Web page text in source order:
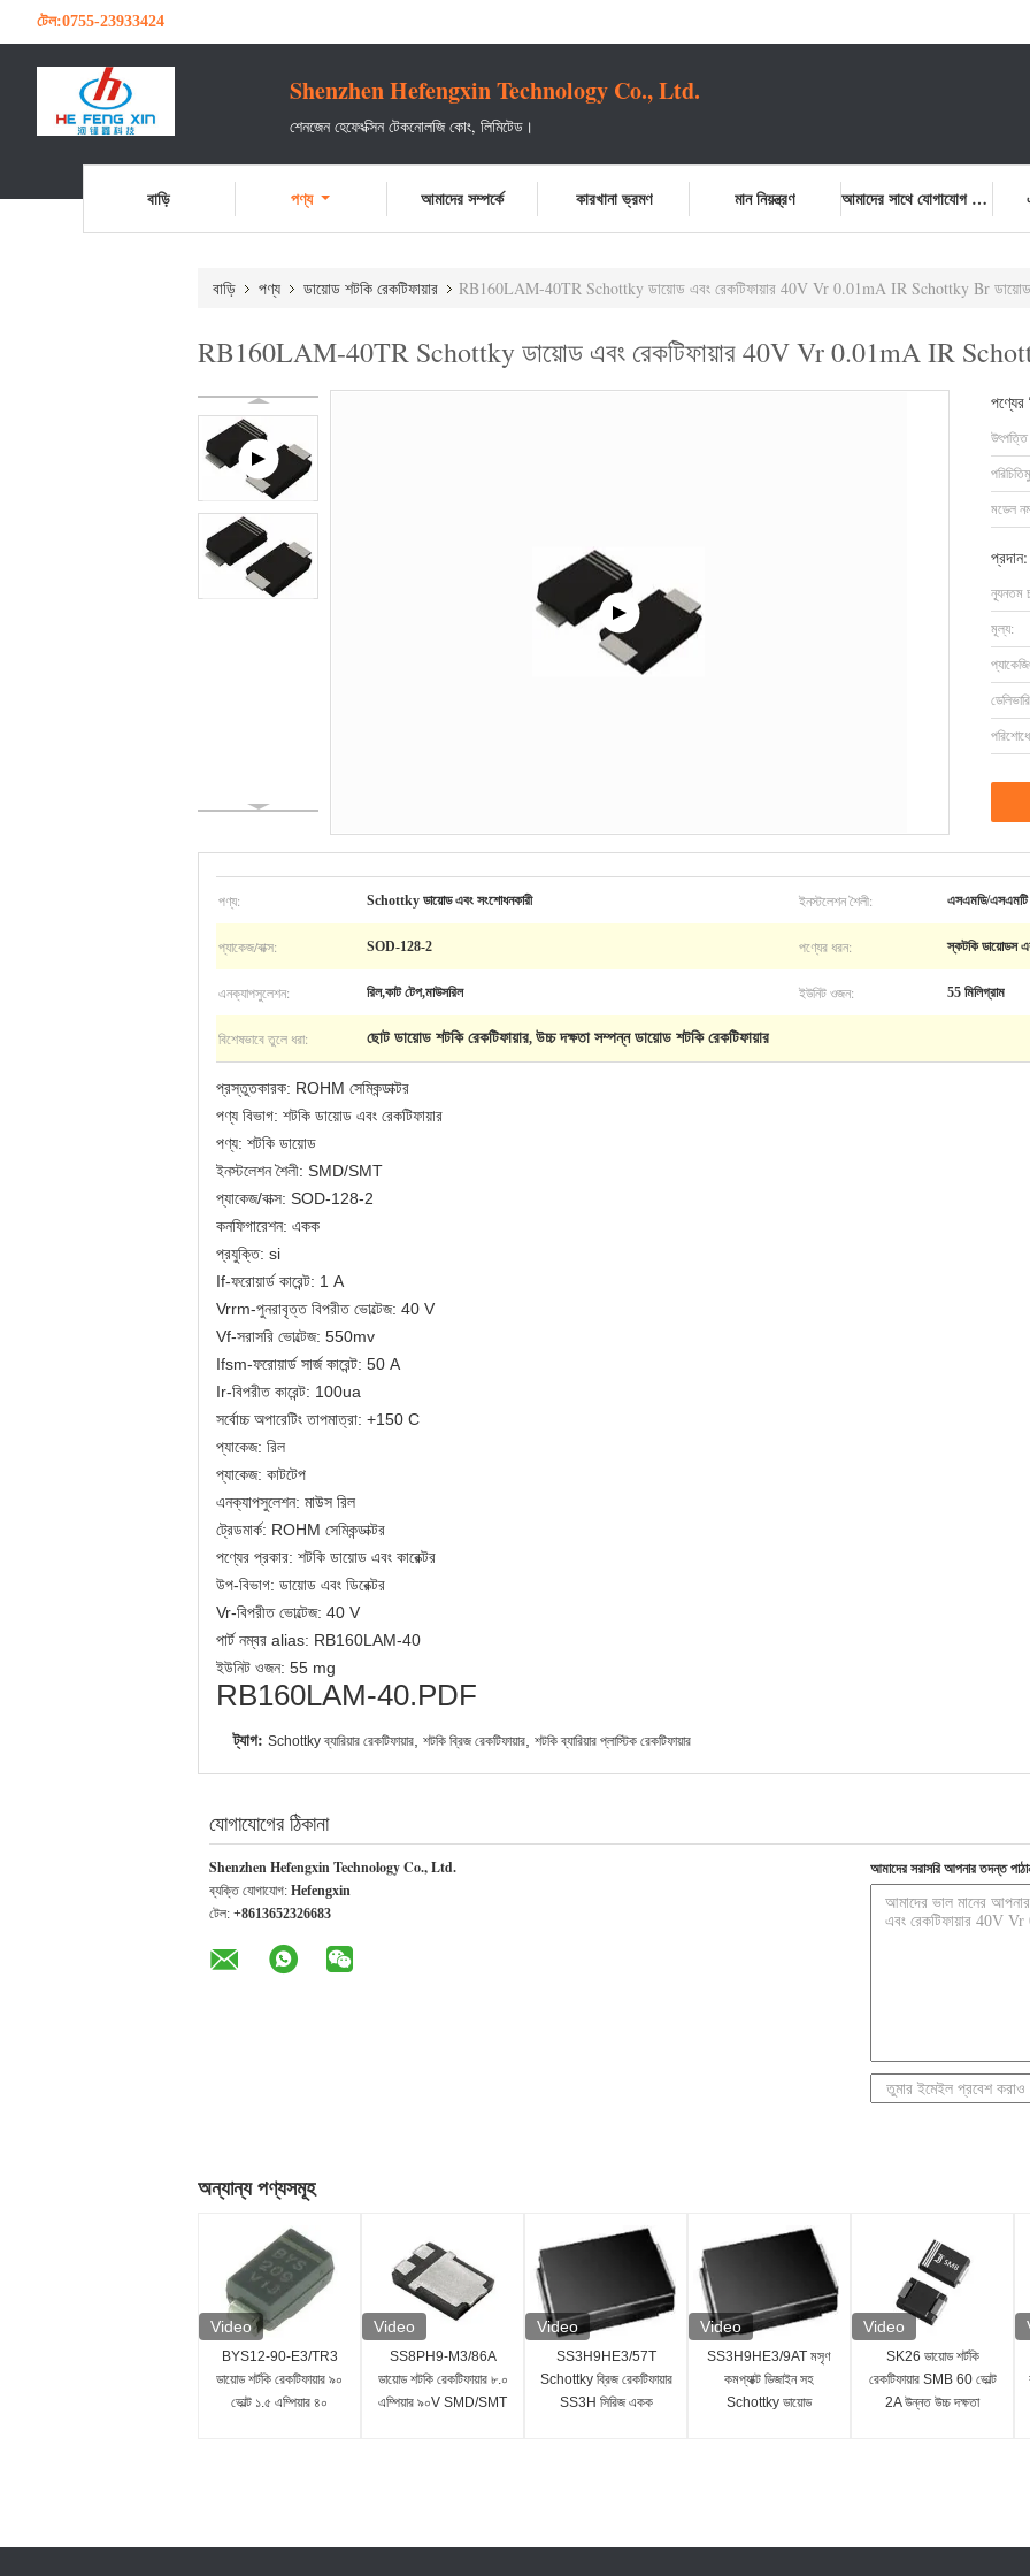
টেল:0755-23933424
Shenzhen Hefengxin Technology Co., Ltd.
শেনজেন হেফেংক্সিন টেকনোলজি কোং, লিমিটেড।
বাড়ি পণ্য আমাদের সম্পর্কে কারখানা ভ্রমণ মান নিয়ন্ত্রণ আমাদের সাথে যোগাযোগ করুন
বাড়ি পণ্য ডায়োড শটকি রেকটিফায়ার RB160LAM-40TR Schottky ডায়োড এবং রেকটিফায়ার 40V Vr 0.01mA IR Schottky Br ডায়োড
RB160LAM-40TR Schottky ডায়োড এবং রেকটিফায়ার 40V Vr 0.01mA IR
পণ্যের
মডেল
প্রদান:
ন্যূনতম
মূল্য:
পণ্য: Schottky ডায়োড এবং সংশোধনকারী ইনস্টলেশন শৈলী: এসএমডি/এসএমটি
প্যাকেজ/বাক্স: SOD-128-2 পণ্যের ধরন: স্কটকি ডায়োডস
এনক্যাপসুলেশন: রিল,কাট টেপ,মাউসরিল ইউনিট ওজন: 55 মিলিগ্রাম
বিশেষভাবে তুলে ধরা: ছোট ডায়োড শটকি রেকটিফায়ার, উচ্চ দক্ষতা সম্পন্ন ডায়োড শটকি রেকটিফায়ার
প্রস্তুতকারক: ROHM সেমিকন্ডাক্টর
পণ্য বিভাগ: শটকি ডায়োড এবং রেকটিফায়ার
পণ্য: শটকি ডায়োড
ইনস্টলেশন শৈলী: SMD/SMT
প্যাকেজ/বাক্স: SOD-128-2
কনফিগারেশন: একক
প্রযুক্তি: si
If-ফরোয়ার্ড কারেন্ট: 1 A
Vrrm-পুনরাবৃত্ত বিপরীত ভোল্টেজ: 40 V
Vf-সরাসরি ভোল্টেজ: 550mv
Ifsm-ফরোয়ার্ড সার্জ কারেন্ট: 50 A
Ir-বিপরীত কারেন্ট: 100ua
সর্বোচ্চ অপারেটিং তাপমাত্রা: +150 C
প্যাকেজ: রিল
প্যাকেজ: কাটটেপ
এনক্যাপসুলেশন: মাউস রিল
ট্রেডমার্ক: ROHM সেমিকন্ডাক্টর
পণ্যের প্রকার: শটকি ডায়োড এবং কারেক্টর
উপ-বিভাগ: ডায়োড এবং ডিরেক্টর
Vr-বিপরীত ভোল্টেজ: 40 V
পার্ট নম্বর alias: RB160LAM-40
ইউনিট ওজন: 55 mg
RB160LAM-40.PDF
ট্যাগ: Schottky ব্যারিয়ার রেকটিফায়ার শটকি ব্রিজ রেকটিফায়ার শটকি ব্যারিয়ার প্লাস্টিক রেকটিফায়ার
যোগাযোগের ঠিকানা
Shenzhen Hefengxin Technology Co., Ltd.
ব্যক্তি যোগাযোগ: Hefengxin
টেল: +8613652326683
আমাদের সরাসরি আপনার তদন্ত
অন্যান্য পণ্যসমূহ
Video
BYS12-90-E3/TR3
ডায়োড শর্টকি রেকটিফায়ার ৯০
ভোল্ট ১.৫ এম্পিয়ার ৪০
Video
SS8PH9-M3/86A
ডায়োড শটকি রেকটিফায়ার ৮.০
এম্পিয়ার ৯০V SMD/SMT
Video
SS3H9HE3/57T
Schottky ব্রিজ রেকটিফায়ার
SS3H সিরিজ একক
Video
SS3H9HE3/9AT মসৃণ
কমপ্যাক্ট ডিজাইন সহ
Schottky ডায়োড
Video
SK26 ডায়োড শর্টকি
রেকটিফায়ার SMB 60 ভোল্ট
2A উন্নত উচ্চ দক্ষতা